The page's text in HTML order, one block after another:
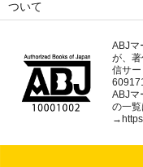
ついて
ABJマ
が、
信サ
ABJマ
の一
→